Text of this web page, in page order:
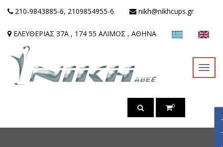
210-9843885-6, 2109854955-6 nikh@nikhcups.gr
ΕΛΕΥΘΕΡΙΑΣ 37Α , 174 55 ΑΛΙΜΟΣ , ΑΘΗΝΑ
0